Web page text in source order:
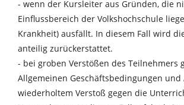
- wenn der Kursleiter aus Gründen, die
Einflussbereich der Volkshochschule
Krankheit) ausfällt. In diesem Fall wird
anteilig zurückerstattet.
- bei groben Verstößen des Teilnehmers
Allgemeinen Geschäftsbedingungen und
wiederholtem Verstoß gegen die